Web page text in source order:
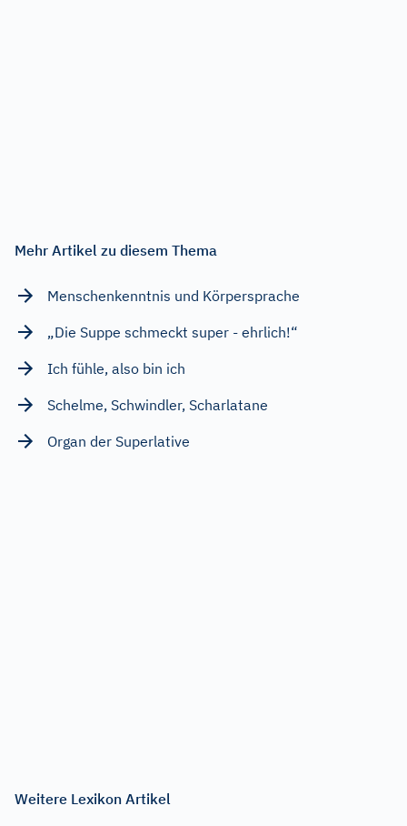
Mehr Artikel zu diesem Thema
Menschenkenntnis und Körpersprache
„Die Suppe schmeckt super - ehrlich!“
Ich fühle, also bin ich
Schelme, Schwindler, Scharlatane
Organ der Superlative
Weitere Lexikon Artikel